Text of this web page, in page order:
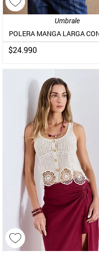
Umbrale
$24.990